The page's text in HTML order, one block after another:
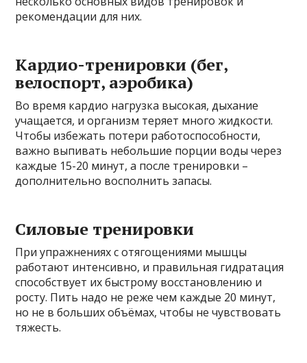
рекомендации для них.
Кардио-тренировки (бег,
велоспорт, аэробика)
Во время кардио нагрузка высокая, дыхание
учащается, и организм теряет много жидкости.
Чтобы избежать потери работоспособности,
важно выпивать небольшие порции воды через
каждые 15-20 минут, а после тренировки –
дополнительно восполнить запасы.
Силовые тренировки
При упражнениях с отягощениями мышцы
работают интенсивно, и правильная гидратация
способствует их быстрому восстановлению и
росту. Пить надо не реже чем каждые 20 минут,
но не в больших объёмах, чтобы не чувствовать
тяжесть.